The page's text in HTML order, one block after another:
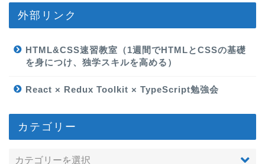
外部リンク
HTML&CSS速習教室（1週間でHTMLとCSSの基礎
を身につけ、独学スキルを高める）
React × Redux Toolkit × TypeScript勉強会
カテゴリー